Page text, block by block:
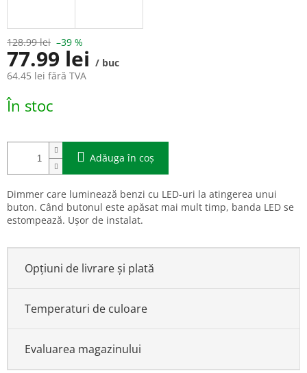
128.99 lei –39 %
77.99 lei / buc
64.45 lei fără TVA
Evaluare
preţ:
În stoc
Adăuga în coş
Dimmer care luminează benzi cu LED-uri la atingerea unui
buton. Când butonul este apăsat mai mult timp, banda LED se
estompează. Ușor de instalat.
Opțiuni de livrare și plată
Temperaturi de culoare
Evaluarea magazinului